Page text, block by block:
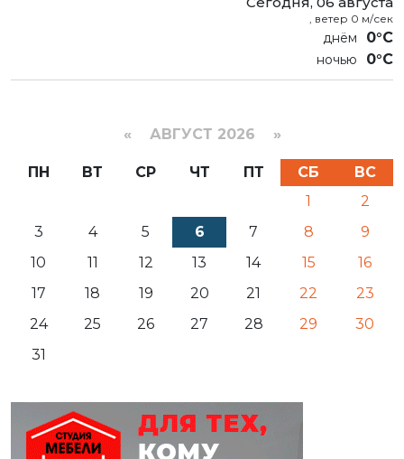
, ветер 0 м/сек
0°C
0°C
« АВГУСТ 2026 »
ПН ВТ СР ЧТ ПТ СБ
ВС
1
2
3
4 5 6 7 8
9
10
11 12 13 14 15
16
17
18 19 20 21 22
23
24
25 26 27 28 29
30
31